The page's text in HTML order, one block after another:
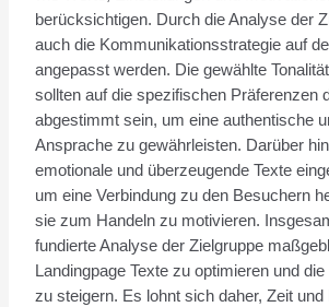
berücksichtigen. Durch die Analyse der
auch die Kommunikationsstrategie auf
angepasst werden. Die gewählte
sollten auf die spezifischen Präferenzen
abgestimmt sein, um eine authentische
Ansprache zu gewährleisten. Darüber
emotionale und überzeugende Texte
um eine Verbindung zu den Besuchern
sie zum Handeln zu motivieren.
fundierte Analyse der Zielgruppe
Landingpage Texte zu optimieren und
zu steigern. Es lohnt sich daher, Zeit